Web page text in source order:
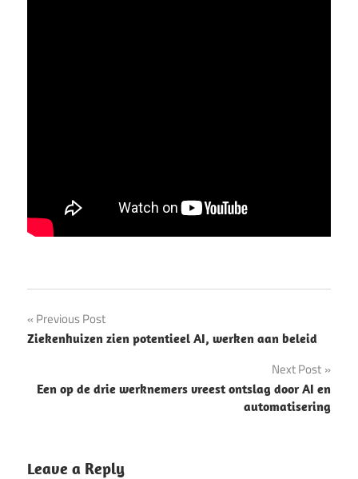
Post
navigation
Previous Post
Ziekenhuizen zien potentieel AI, werken aan beleid
Next Post
Een op de drie werknemers vreest ontslag door AI en
automatisering
Leave a Reply